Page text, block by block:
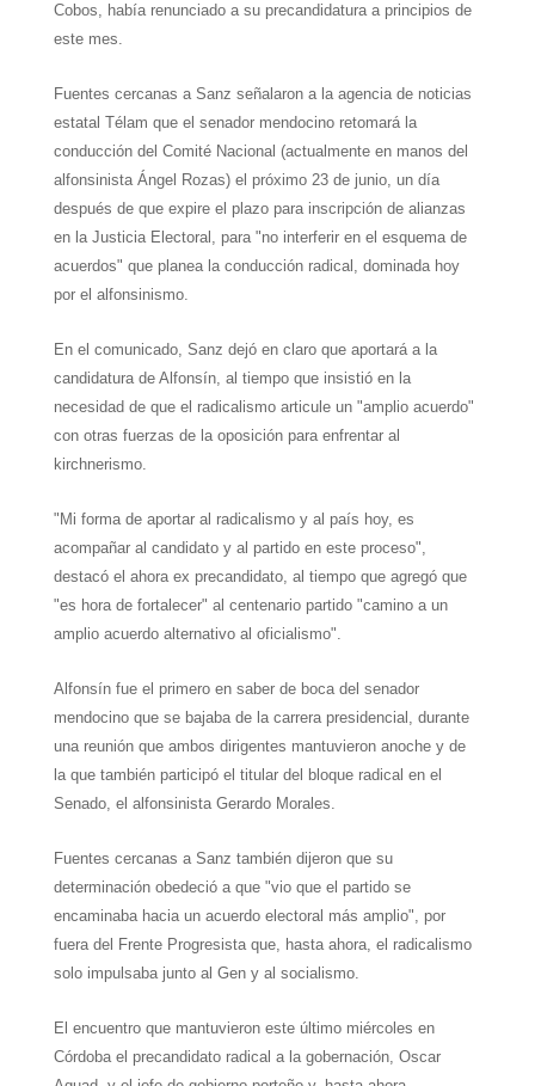
Cobos, había renunciado a su precandidatura a principios de
este mes.
Fuentes cercanas a Sanz señalaron a la agencia de noticias
estatal Télam que el senador mendocino retomará la
conducción del Comité Nacional (actualmente en manos del
alfonsinista Ángel Rozas) el próximo 23 de junio, un día
después de que expire el plazo para inscripción de alianzas
en la Justicia Electoral , para "no interferir en el esquema de
acuerdos" que planea la conducción radical, dominada hoy
por el alfonsinismo.
En el comunicado, Sanz dejó en claro que aportará a la
candidatura de Alfonsín, al tiempo que insistió en la
necesidad de que el radicalismo articule un "amplio acuerdo"
con otras fuerzas de la oposición para enfrentar al
kirchnerismo.
"Mi forma de aportar al radicalismo y al país hoy, es
acompañar al candidato y al partido en este proceso",
destacó el ahora ex precandidato, al tiempo que agregó que
"es hora de fortalecer" al centenario partido "camino a un
amplio acuerdo alternativo al oficialismo".
Alfonsín fue el primero en saber de boca del senador
mendocino que se bajaba de la carrera presidencial, durante
una reunión que ambos dirigentes mantuvieron anoche y de
la que también participó el titular del bloque radical en el
Senado, el alfonsinista Gerardo Morales.
Fuentes cercanas a Sanz también dijeron que su
determinación obedeció a que "vio que el partido se
encaminaba hacia un acuerdo electoral más amplio", por
fuera del Frente Progresista que, hasta ahora, el radicalismo
solo impulsaba junto al Gen y al socialismo.
El encuentro que mantuvieron este último miércoles en
Córdoba el precandidato radical a la gobernación, Oscar